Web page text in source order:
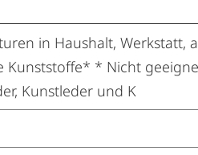
in Haushalt,
Kunststoffe* * Nicht
Kunstleder und K